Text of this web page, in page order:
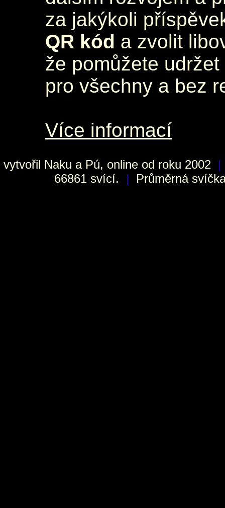
za jakýkoli
QR kód a zvolit
že pomůžete
pro všechny a bez
Více informací
vytvořil Naku a Pú, online od roku 2002 |
66861 svící.
| Průměrná